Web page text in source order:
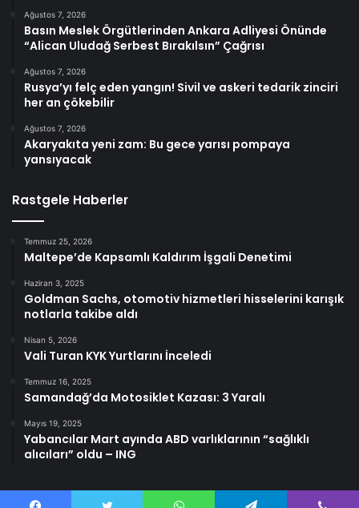
Ağustos 7, 2026
Basın Meslek Örgütlerinden Ankara Adliyesi Önünde
“Alican Uludağ Serbest Bırakılsın” Çağrısı
Ağustos 7, 2026
Rusya’yı felç eden yangın! Sivil ve askeri tedarik zinciri
her an çökebilir
Ağustos 7, 2026
Akaryakıta yeni zam: Bu gece yarısı pompaya
yansıyacak
Rastgele Haberler
Temmuz 25, 2026
Maltepe’de Kapsamlı Kaldırım İşgali Denetimi
Haziran 3, 2025
Goldman Sachs, otomotiv hizmetleri hisselerini karışık
notlarla takibe aldı
Nisan 5, 2026
Vali Turan KYK Yurtlarını İnceledi
Temmuz 16, 2025
Samandağ’da Motosiklet Kazası: 3 Yaralı
Mayıs 19, 2025
Yabancılar Mart ayında ABD varlıklarının “sağlıklı
alıcıları” oldu – ING